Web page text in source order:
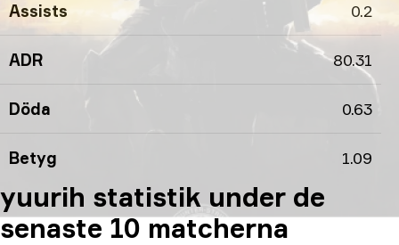
Assists 0.2
ADR 80.31
Döda 0.63
Betyg 1.09
yuurih statistik under de
senaste 10 matcherna